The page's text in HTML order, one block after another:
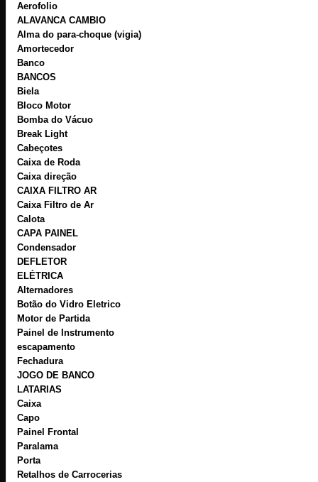
Aerofolio
ALAVANCA CAMBIO
Alma do para-choque (vigia)
Amortecedor
Banco
BANCOS
Biela
Bloco Motor
Bomba do Vácuo
Break Light
Cabeçotes
Caixa de Roda
Caixa direção
CAIXA FILTRO AR
Caixa Filtro de Ar
Calota
CAPA PAINEL
Condensador
DEFLETOR
ELÉTRICA
Alternadores
Botão do Vidro Eletrico
Motor de Partida
Painel de Instrumento
escapamento
Fechadura
JOGO DE BANCO
LATARIAS
Caixa
Capo
Painel Frontal
Paralama
Porta
Retalhos de Carrocerias